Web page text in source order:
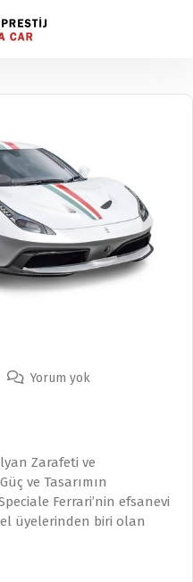
Yorum yok
Zarafeti ve
ve Tasarımın
Ferrari’nin efsanevi
üyelerinden biri olan